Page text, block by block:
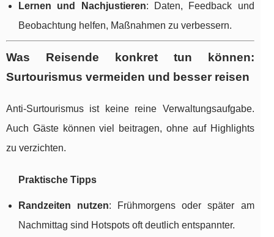
Lernen und Nachjustieren: Daten, Feedback und
Beobachtung helfen, Maßnahmen zu verbessern.
Was Reisende konkret tun können:
Surtourismus vermeiden und besser reisen
Anti-Surtourismus ist keine reine Verwaltungsaufgabe.
Auch Gäste können viel beitragen, ohne auf Highlights
zu verzichten.
Praktische Tipps
Randzeiten nutzen: Frühmorgens oder später am
Nachmittag sind Hotspots oft deutlich entspannter.